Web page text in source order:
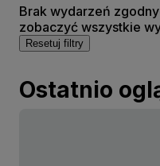
Brak wydarzeń
zobaczyć wszystkie
Resetuj filtry
Ostatnio